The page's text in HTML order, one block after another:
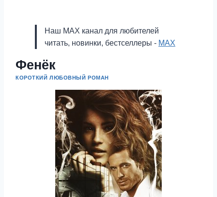
Наш MAX канал для любителей
читать, новинки, бестселлеры - MAX
Фенёк
КОРОТКИЙ ЛЮБОВНЫЙ РОМАН